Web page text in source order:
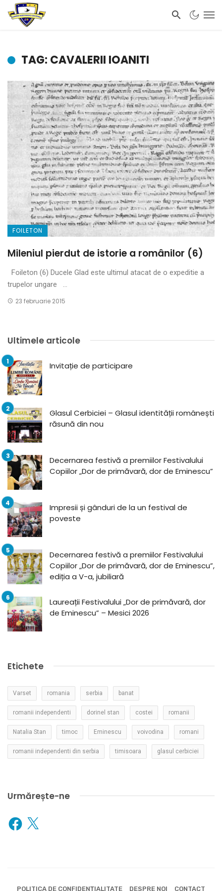
TAG: CAVALERII IOANITI
FOILETON
Mileniul pierdut de istorie a românilor (6)
Foileton (6) Ducele Glad este ultimul atacat de o expeditie a
trupelor ungare ...
23 februarie 2015
Ultimele articole
Invitație de participare
Glasul Cerbiciei – Glasul identității românești
răsună din nou
Decernarea festivă a premiilor Festivalului
Copiilor „Dor de primăvară, dor de Eminescu”
Impresii și gânduri de la un festival de
poveste
Decernarea festivă a premiilor Festivalului
Copiilor „Dor de primăvară, dor de Eminescu”,
ediția a V-a, jubiliară
Laureații Festivalului „Dor de primăvară, dor
de Eminescu” – Mesici 2026
Etichete
Varset romania serbia banat
romanii independenti dorinel stan costei romanii
Natalia Stan timoc Eminescu voivodina romani
romanii independenti din serbia timisoara glasul cerbiciei
Urmărește-ne
Facebook
X
POLITICA DE CONFIDENȚIALITATE DESPRE NOI CONTACT